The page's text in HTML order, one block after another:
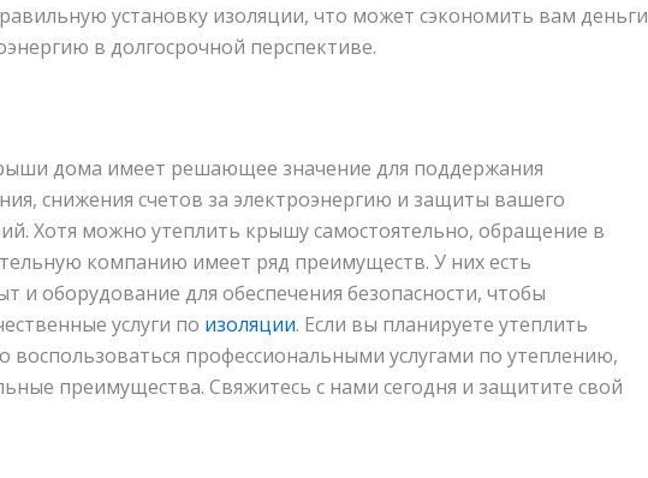
установку изоляции, что может сэкономить вам деньги
в долгосрочной перспективе.
дома имеет решающее значение для поддержания
снижения счетов за электроэнергию и защиты вашего
Хотя можно утеплить крышу самостоятельно, обращение в
компанию имеет ряд преимуществ. У них есть
и оборудование для обеспечения безопасности, чтобы
услуги по изоляции. Если вы планируете утеплить
профессиональными услугами по утеплению,
преимущества. Свяжитесь с нами сегодня и защитите свой